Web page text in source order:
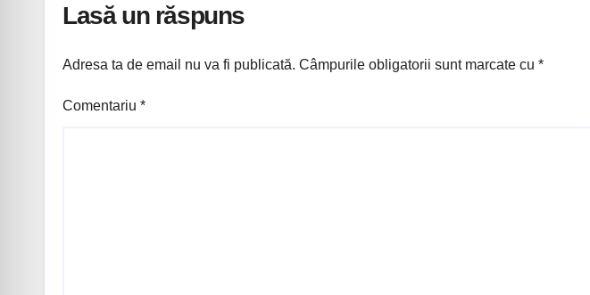
Lasă un răspuns
Adresa ta de email nu va fi publicată. Câmpurile obligatorii sunt marcate cu *
Comentariu *